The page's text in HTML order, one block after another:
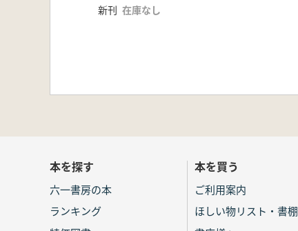
新刊 在庫なし
本を探す
六一書房の本
ランキング
本を買う
ご利用案内
ほしい物リスト・書棚